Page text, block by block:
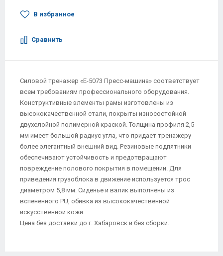
В избранное
Сравнить
Силовой тренажер «E-5073 Пресс-машина» соответствует
всем требованиям профессионального оборудования.
Конструктивные элементы рамы изготовлены из
высококачественной стали, покрыты износостойкой
двухслойной полимерной краской. Толщина профиля 2,5
мм имеет большой радиус угла, что придает тренажеру
более элегантный внешний вид. Резиновые подпятники
обеспечивают устойчивость и предотвращают
повреждение полового покрытия в помещении. Для
приведения грузоблока в движение используется трос
диаметром 5,8 мм. Сиденье и валик выполнены из
вспененного PU, обивка из высококачественной
искусственной кожи.
Цена без доставки до г. Хабаровск и без сборки.